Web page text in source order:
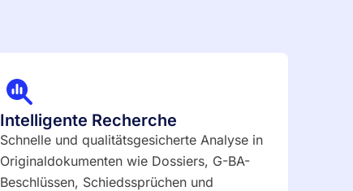
Intelligente Recherche
Schnelle und qualitätsgesicherte Analyse in
Originaldokumenten wie Dossiers, G-BA-
Beschlüssen, Schiedssprüchen und